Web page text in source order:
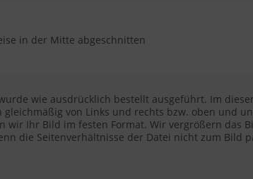
in der Mitte abgeschnitten
wie ausdrücklich bestellt ausgeführt. Im
von Links und rechts bzw. oben und
wir Ihr Bild im festen Format. Wir vergrößern das
die Seitenverhältnisse der Datei nicht zum Bild